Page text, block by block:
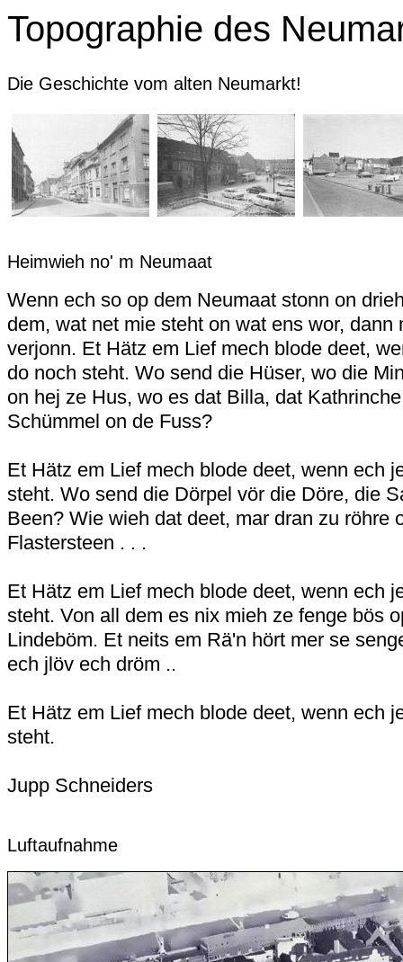
Topographie des
Die Geschichte vom alten Neumarkt!
Heimwieh no' m Neumaat
Wenn ech so op dem Neumaat stonn on
dem, wat net mie steht on wat ens wor, dann
verjonn. Et Hätz em Lief mech blode deet,
do noch steht. Wo send die Hüser, wo die
on hej ze Hus, wo es dat Billa, dat
Schümmel on de Fuss?
Et Hätz em Lief mech blode deet, wenn ech
steht. Wo send die Dörpel vör die Döre, die
Been? Wie wieh dat deet, mar dran zu röhre
Flastersteen . . .
Et Hätz em Lief mech blode deet, wenn ech
steht. Von all dem es nix mieh ze fenge bös
Lindeböm. Et neits em Rä'n hört mer se
ech jlöv ech dröm ..
Et Hätz em Lief mech blode deet, wenn ech
steht.
Jupp Schneiders
Luftaufnahme